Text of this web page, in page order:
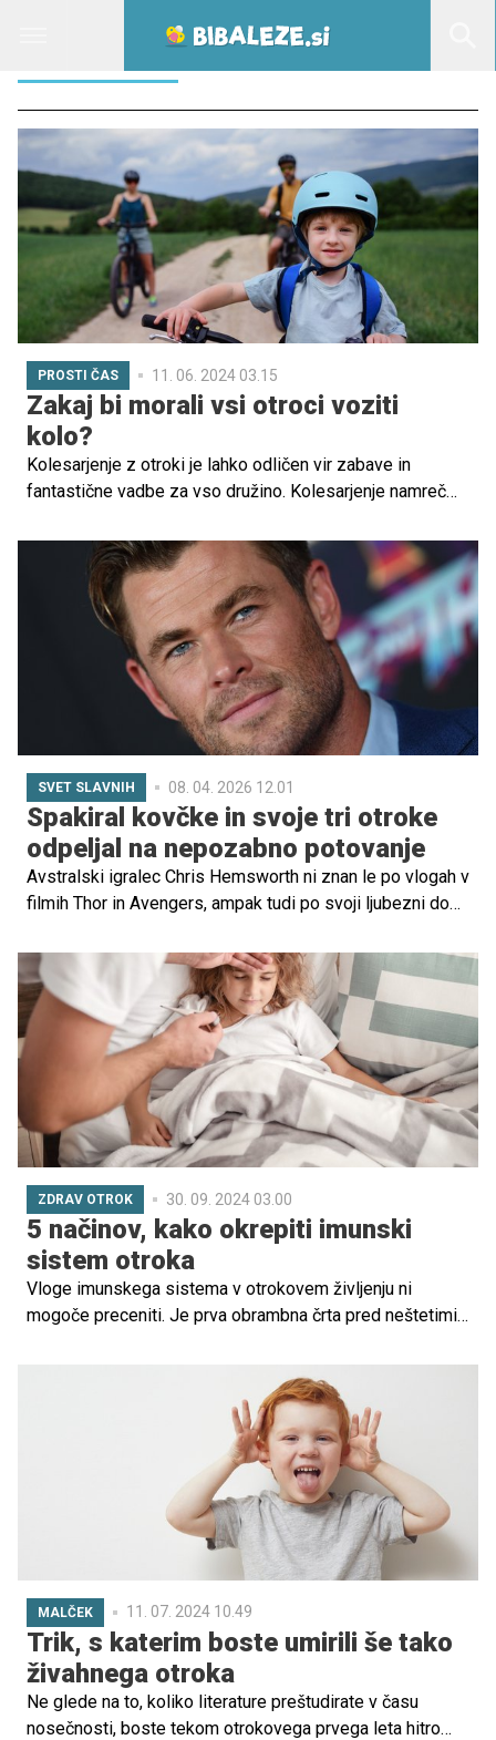
REKREACIJA
PROSTI ČAS 11. 06. 2024 03.15
Zakaj bi morali vsi otroci voziti
kolo?
Kolesarjenje z otroki je lahko odličen vir zabave in
fantastične vadbe za vso družino. Kolesarjenje namreč
Toda, ko kolesarite z otroki, je ključnega pomena, da
ostanete čim bolj varni.
SVET SLAVNIH 08. 04. 2026 12.01
Spakiral kovčke in svoje tri otroke
odpeljal na nepozabno potovanje
Avstralski igralec Chris Hemsworth ni znan le po vlogah v
filmih Thor in Avengers, ampak tudi po svoji ljubezni do
prav posebno avanturo, potovanje, ki je združilo druženje
z otroki in njegove sanje o surfanju.
ZDRAV OTROK 30. 09. 2024 03.00
5 načinov, kako okrepiti imunski
sistem otroka
Vloge imunskega sistema v otrokovem življenju ni
mogoče preceniti. Je prva obrambna črta pred neštetimi
pomembno, da ga čim prej začnemo krepiti. A kako?
MALČEK 11. 07. 2024 10.49
Trik, s katerim boste umirili še tako
živahnega otroka
Ne glede na to, koliko literature preštudirate v času
nosečnosti, boste tekom otrokovega prvega leta hitro